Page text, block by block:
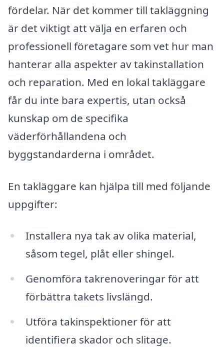
fördelar. När det kommer till takläggning
är det viktigt att välja en erfaren och
professionell företagare som vet hur man
hanterar alla aspekter av takinstallation
och reparation. Med en lokal takläggare
får du inte bara expertis, utan också
kunskap om de specifika
väderförhållandena och
byggstandarderna i området.
En takläggare kan hjälpa till med följande
uppgifter:
Installera nya tak av olika material,
såsom tegel, plåt eller shingel.
Genomföra takrenoveringar för att
förbättra takets livslängd.
Utföra takinspektioner för att
identifiera skador och slitage.